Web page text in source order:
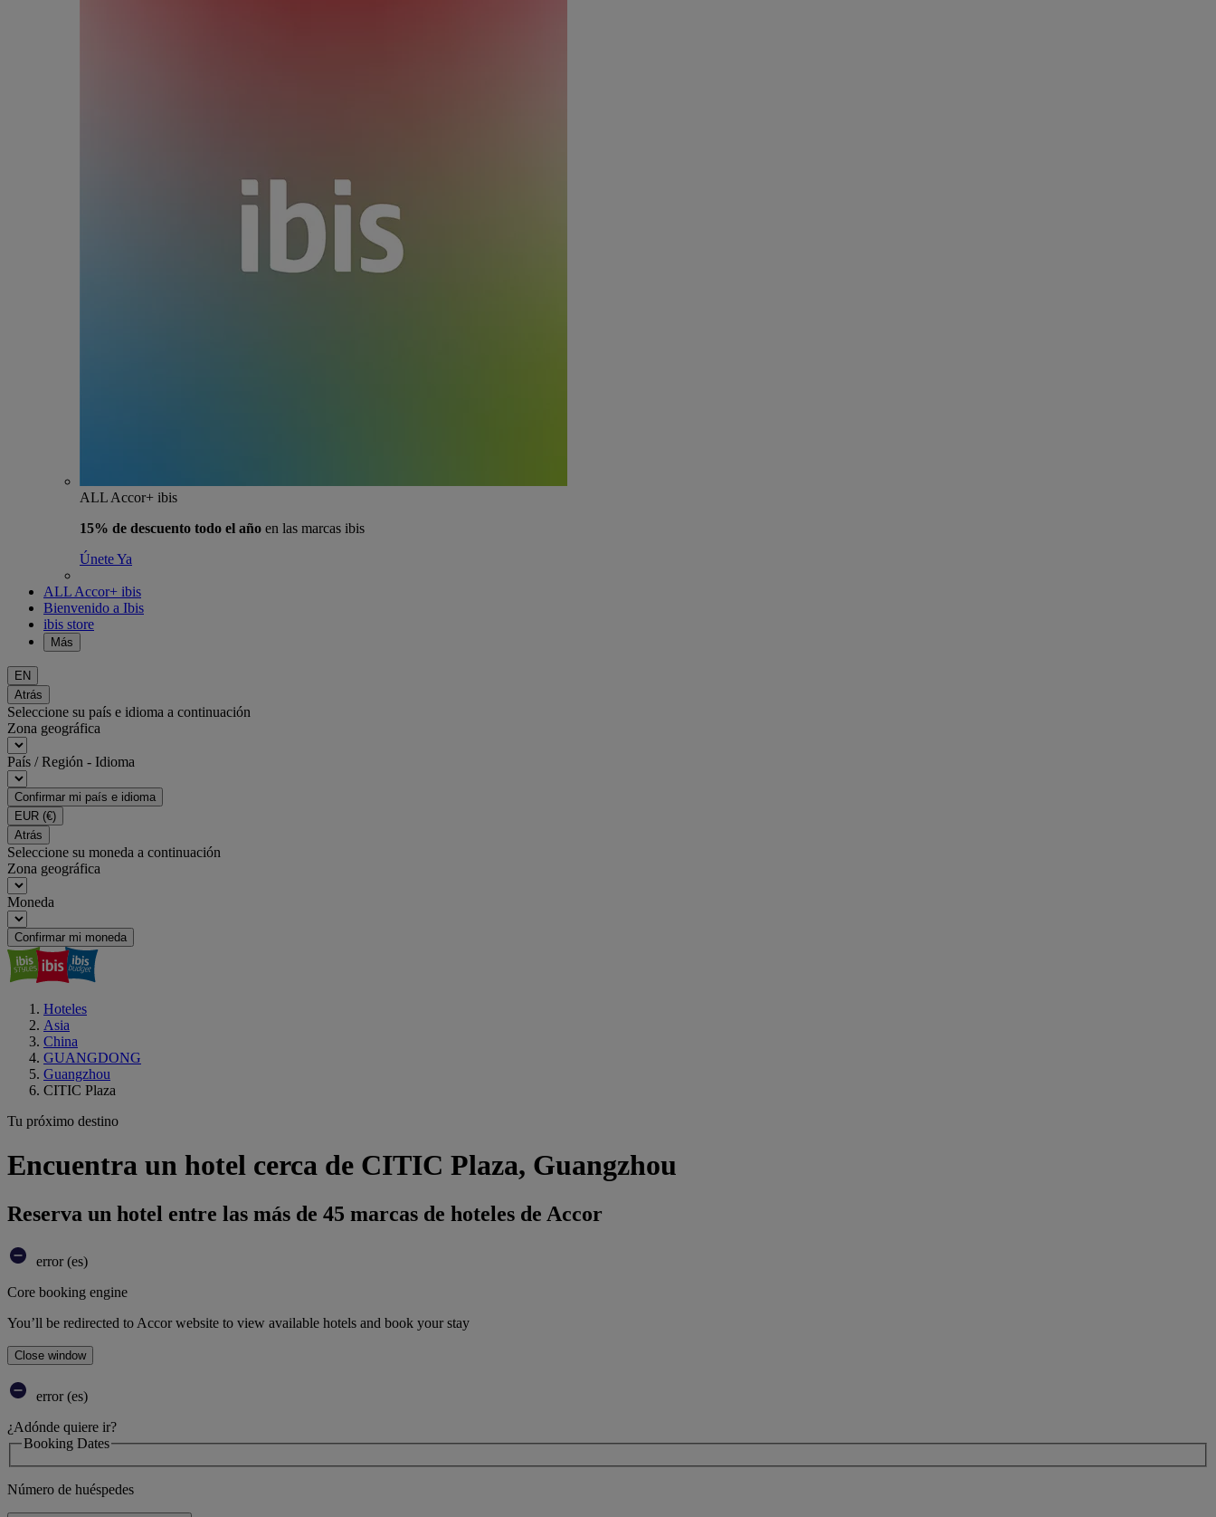
ALL Accor+ ibis
15% de descuento todo el año en las marcas ibis
Únete Ya
ALL Accor+ ibis
Bienvenido a Ibis
ibis store
Más
EN
Atrás
Seleccione su país e idioma a continuación
Zona geográfica
País / Región - Idioma
Confirmar mi país e idioma
EUR (€)
Atrás
Seleccione su moneda a continuación
Zona geográfica
Moneda
Confirmar mi moneda
Hoteles
Asia
China
GUANGDONG
Guangzhou
CITIC Plaza
Tu próximo destino
Encuentra un hotel cerca de CITIC Plaza, Guangzhou
Reserva un hotel entre las más de 45 marcas de hoteles de Accor
error (es)
Core booking engine
You’ll be redirected to Accor website to view available hotels and book your stay
Close window
error (es)
¿Adónde quiere ir?
Booking Dates
Número de huéspedes